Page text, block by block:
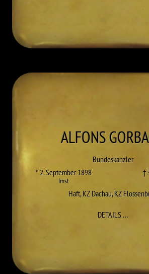
ALFONS
Bundeskanzler
* 2. September 1898
Imst
†
Haft,KZ Dachau,KZ
DETAILS…ZU